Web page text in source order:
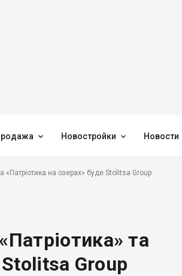
 Новостройки  Новости
«Патріотика на озерах» буде Stolitsa Group
та
Group